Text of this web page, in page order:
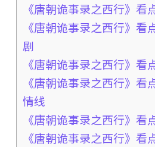
《唐朝诡事录之西行》看
《唐朝诡事录之西行》看
剧
《唐朝诡事录之西行》看
《唐朝诡事录之西行》看
情线
《唐朝诡事录之西行》看
《唐朝诡事录之西行》看